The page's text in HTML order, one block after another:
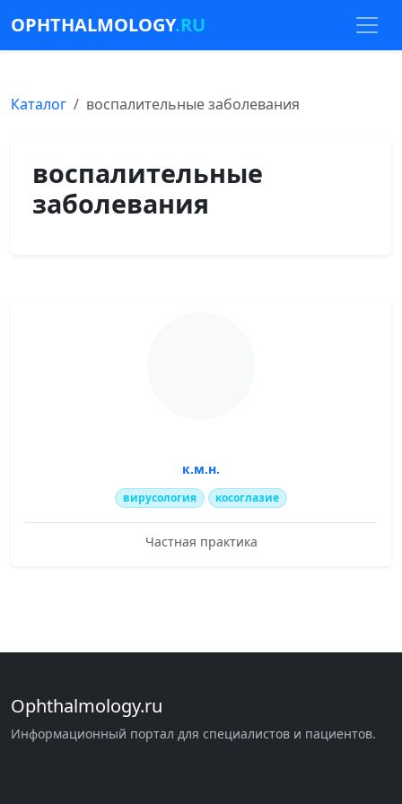
OPHTHALMOLOGY.RU
Каталог воспалительные заболевания
воспалительные
заболевания
к.м.н.
вирусология косоглазие
Частная практика
Ophthalmology.ru
Информационный портал для специалистов и пациентов.